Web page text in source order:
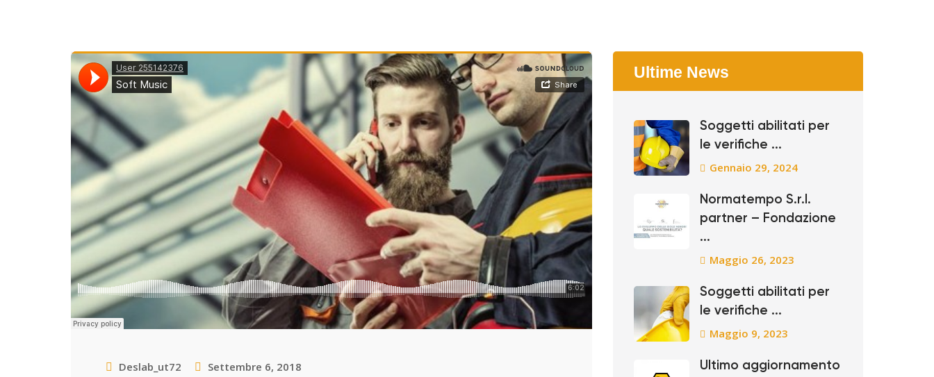
Deslab_ut72 Settembre 6, 2018
Ultime News
Soggetti abilitati per
le verifiche ...
Gennaio 29, 2024
Normatempo S.r.l.
partner – Fondazione
...
Maggio 26, 2023
Soggetti abilitati per
le verifiche ...
Maggio 9, 2023
Ultimo aggiornamento